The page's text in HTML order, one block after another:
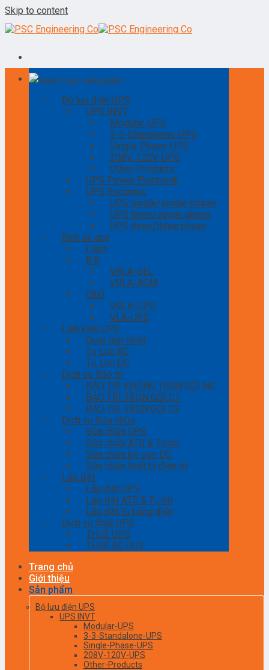
Skip to content
Danh mục sản phẩm
Bộ lưu điện UPS
UPS INVT
Modular-UPS
3-3-Standalone-UPS
Single-Phase-UPS
208V-120V-UPS
Other-Products
UPS Power Elektronik
UPS Socomec
UPS single/single-phase
UPS three/single phase
UPS three/three phase
Bình ắc quy
Light
B.B
VRLA-GEL
VRLA-AGM
C&D
VRLA-UPS
VLA-UPS
Linh kiện UPS
Quạt giải nhiệt
Tụ Lọc AC
Tụ Lọc DC
Dịch vụ Bảo trì
BẢO TRÌ KHÔNG TRỌN GÓI NC
BẢO TRÌ TRỌN GÓI C1
BẢO TRÌ TRỌN GÓI C2
Dịch vụ Sửa chữa
Sửa chữa UPS
Sửa chữa ATS & Tụ bù
Sửa chữa bộ sạc DC
Sửa chữa thiết bị điện tử
Lắp đặt
Lắp đặt UPS
Lắp đặt ATS & Tụ bù
Lắp đặt tủ bảng điện
Dịch vụ thuê UPS
THUÊ UPS
THUÊ ẮC QUY
Trang chủ
Giới thiệu
Sản phẩm
Bộ lưu điện UPS
UPS INVT
Modular-UPS
3-3-Standalone-UPS
Single-Phase-UPS
208V-120V-UPS
Other-Products